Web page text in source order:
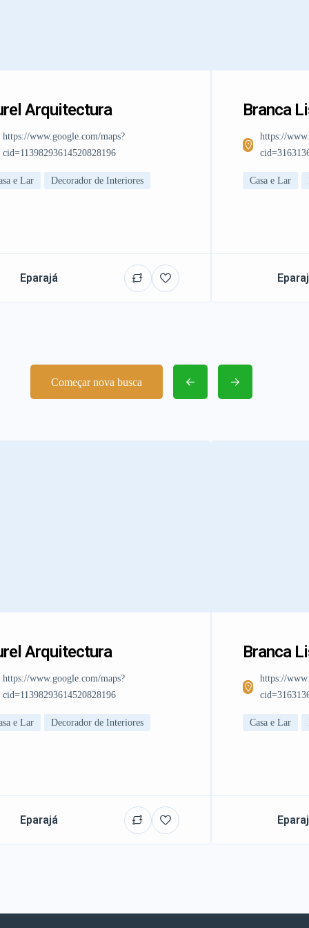
Arquitectura
https://www.google.com/maps?
cid=11398293614520828196
e Lar Decorador de Interiores
Eparajá
Branca
https://
Casa e Lar
Começar nova busca
Arquitectura
https://www.google.com/maps?
cid=11398293614520828196
e Lar Decorador de Interiores
Eparajá
Branca
https://
Casa e Lar